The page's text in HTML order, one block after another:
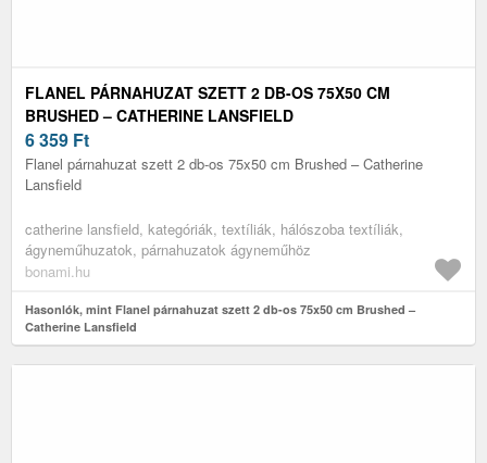
FLANEL PÁRNAHUZAT SZETT 2 DB-OS 75X50 CM
BRUSHED – CATHERINE LANSFIELD
6 359 Ft
Flanel párnahuzat szett 2 db-os 75x50 cm Brushed – Catherine
Lansfield
catherine lansfield, kategóriák, textíliák, hálószoba textíliák,
ágyneműhuzatok, párnahuzatok ágyneműhöz
bonami.hu
Hasonlók, mint Flanel párnahuzat szett 2 db-os 75x50 cm Brushed –
Catherine Lansfield